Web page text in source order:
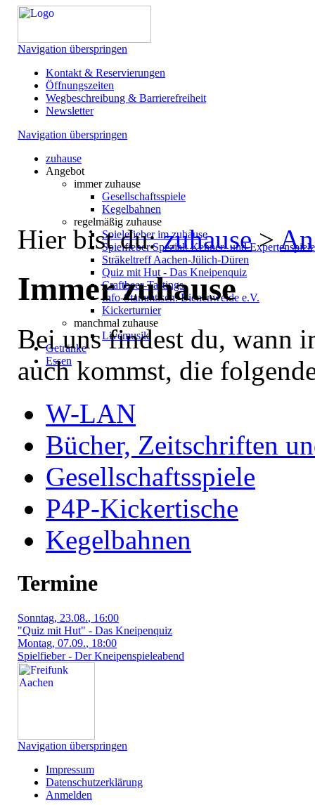
Navigation überspringen
Kontakt & Reservierungen
Öffnungszeiten
Wegbeschreibung & Barrierefreiheit
Newsletter
Navigation überspringen
zuhause
Angebot
immer zuhause
Gesellschaftsspiele
Kegelbahnen
regelmäßig zuhause
Spielefieber im zuhause
Spielfieber Spezial: Kenner- und
Sträkeltreff Aachen-Jülich-Düren
Quiz mit Hut - Das Kneipenquiz
Craftbeer-Tastings
Info-Stammtisch: Bienenweide e.V.
Kickerturnier
manchmal zuhause
Livemusik
Getränke
Essen
Hier bist du:zuhause>
Immer zuhause
Bei uns findest du, wann
auch kommst, die
W-LAN
Bücher, Zeitschriften
Gesellschaftsspiele
P4P-Kickertische
Kegelbahnen
Termine
Sonntag, 23.08., 16:00
"Quiz mit Hut" - Das Kneipenquiz
Montag, 07.09., 18:00
Spielfieber - Der Kneipenspieleabend
Navigation überspringen
Impressum
Datenschutzerklärung
Anmelden